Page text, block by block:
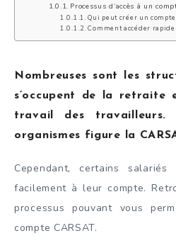
Processus d’accès à un
Qui peut créer un compte
Comment accéder
Nombreuses sont les
s’occupent de la retraite
travail des travailleurs.
organismes figure la
Cependant, certains
facilement à leur compte.
processus pouvant vous
compte CARSAT.